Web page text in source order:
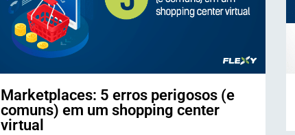
Marketplaces: 5 erros perigosos (e
comuns) em um shopping center
virtual